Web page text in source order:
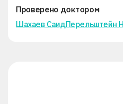
Проверено доктором
Шахаев СаидПерельштейн